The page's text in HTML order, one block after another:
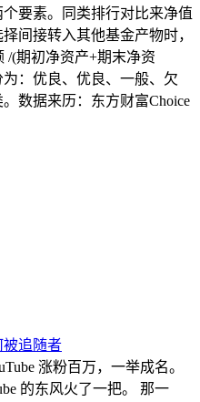
要素。同类排行对比来净值
间接转入其他基金产物时，
/(期初净资产+期末净资
：优良、优良、一般、欠
数据来历：东方财富Choice
被追随者
涨粉百万，一举成名。
的东风火了一把。 那一